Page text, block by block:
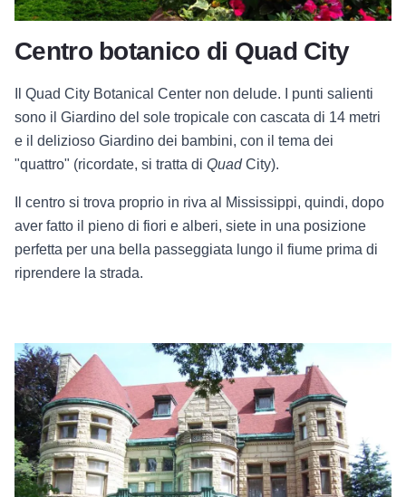
Centro botanico di Quad City
Il Quad City Botanical Center non delude. I punti salienti
sono il Giardino del sole tropicale con cascata di 14 metri
e il delizioso Giardino dei bambini, con il tema dei
"quattro" (ricordate, si tratta di QuadCity).
Il centro si trova proprio in riva al Mississippi, quindi, dopo
aver fatto il pieno di fiori e alberi, siete in una posizione
perfetta per una bella passeggiata lungo il fiume prima di
riprendere la strada.